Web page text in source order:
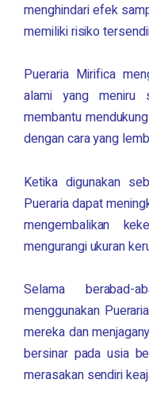
menghindari efek
memiliki risiko
Pueraria Mirifica
alami yang meniru
membantu
dengan cara yang
Ketika digunakan
Pueraria dapat
mengembalikan
mengurangi ukuran
Selama berabad-
menggunakan
mereka dan
bersinar pada usia
merasakan sendiri